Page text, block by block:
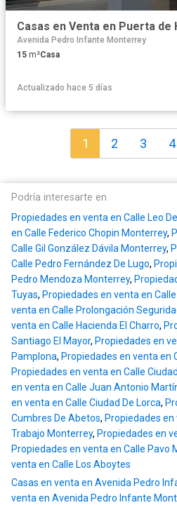
Casas en Venta en Puerta de
Avenida Pedro Infante Monterrey
15 m²Casa
Actualizado hace 5 días
1 2 3 4
Podría interesarte en
Propiedades en venta en Calle Leo
en Calle Federico Chopin Monterrey,
Calle Gil González Dávila Monterrey,
Calle Pedro Fernández De Lugo,
Pedro Mendoza Monterrey,
Tuyas, Propiedades en venta en
venta en Calle Prolongación
venta en Calle Hacienda El Charro,
Santiago El Mayor, Propiedades en
Pamplona, Propiedades en venta en
Propiedades en venta en Calle
en venta en Calle Juan Antonio
en venta en Calle Ciudad De Lorca,
Cumbres De Abetos, Propiedades en
Trabajo Monterrey, Propiedades en
Propiedades en venta en Calle Pavo
venta en Calle Los Aboytes
Casas en venta en Avenida Pedro
venta en Avenida Pedro Infante